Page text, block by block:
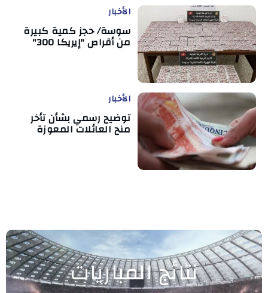
الأخبار
سوسة/ حجز كمية كبيرة
من أقراص "إيريكا 300"
الأخبار
توضيح رسمي بشأن تأخر
منح العائلات المعوزة
نتائج المباريات